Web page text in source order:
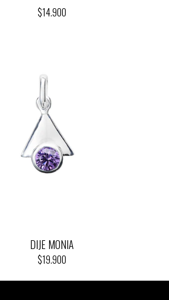
$14.900
DIJE MONIA
$19.900